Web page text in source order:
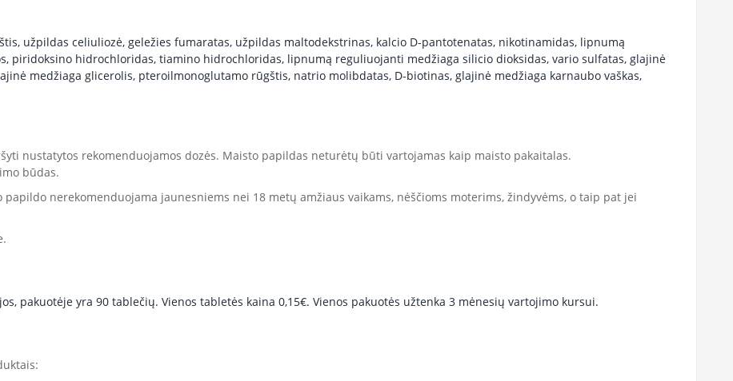
užpildas celiuliozė, geležies fumaratas, užpildas maltodekstrinas, kalcio D-pantotenatas, nikotinamidas, lipnumą
piridoksino hidrochloridas, tiamino hidrochloridas, lipnumą reguliuojanti medžiaga silicio dioksidas, vario sulfatas, glajinė
medžiaga glicerolis, pteroilmonoglutamo rūgštis, natrio molibdatas, D-biotinas, glajinė medžiaga karnaubo vaškas,
nustatytos rekomenduojamos dozės. Maisto papildas neturėtų būti vartojamas kaip maisto pakaitalas.
būdas.
nerekomenduojama jaunesniems nei 18 metų amžiaus vaikams, nėščioms moterims, žindyvėms, o taip pat jei
pakuotėje yra 90 tablečių. Vienos tabletės kaina 0,15€. Vienos pakuotės užtenka 3 mėnesių vartojimo kursui.